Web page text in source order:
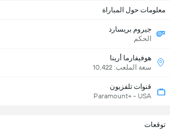
معلومات حول المباراة
جيروم بريسارد
الحكم
هوفيفارما أرينا
سعة الملعب: 10,422
قنوات تلفزيون
Paramount+ - USA
توقعات